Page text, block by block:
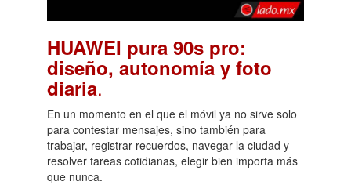
HUAWEI pura 90s pro:
diseño, autonomía y foto
diaria.
En un momento en el que el móvil ya no sirve solo
para contestar mensajes, sino también para
trabajar, registrar recuerdos, navegar la ciudad y
resolver tareas cotidianas, elegir bien importa más
que nunca.